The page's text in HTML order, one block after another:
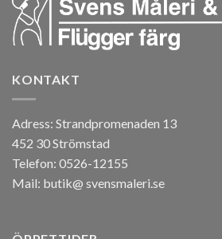
KONTAKT
Adress: Strandpromenaden 13
452 30 Strömstad
Telefon: 0526-12155
Mail: butik@ svensmaleri.se